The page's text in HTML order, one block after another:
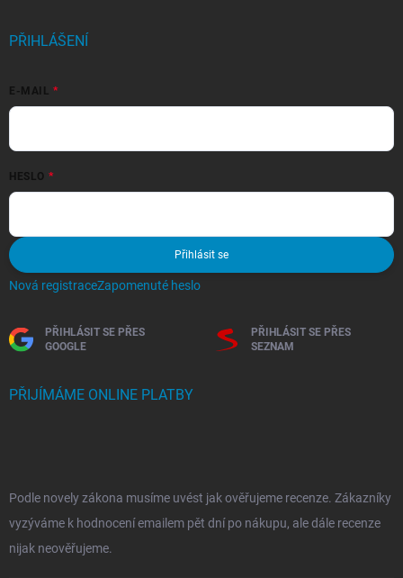
PŘIHLÁŠENÍ
E-MAIL
HESLO
Přihlásit se
Nová registraceZapomenuté heslo
PŘIHLÁSIT SE PŘES
GOOGLE
PŘIHLÁSIT SE PŘES
SEZNAM
PŘIJÍMÁME ONLINE PLATBY
Podle novely zákona musíme uvést jak ověřujeme recenze. Zákazníky
vyzýváme k hodnocení emailem pět dní po nákupu, ale dále recenze
nijak neověřujeme.